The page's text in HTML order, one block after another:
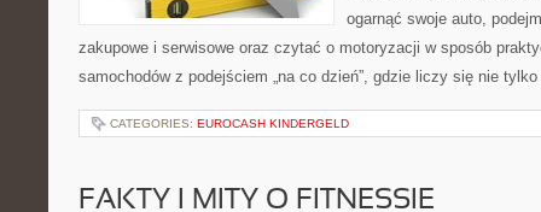
ogarnąć swoje auto,
zakupowe i serwisowe oraz czytać o motoryzacji w sposób
samochodów z podejściem „na co dzień”, gdzie liczy się nie
CATEGORIES: EUROCASH KINDERGELD
FAKTY I MITY O FITNESSIE